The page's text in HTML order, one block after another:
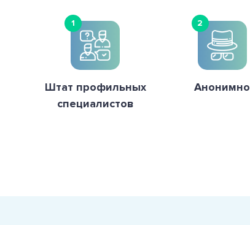
1
Штат профильных
специалистов
2
Анонимно